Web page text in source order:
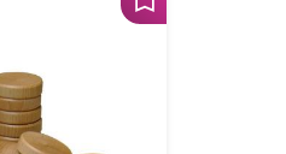
Lägg till i favoriter